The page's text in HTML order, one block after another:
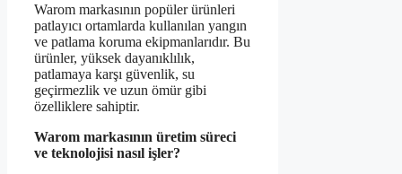
Warom markasının popüler ürünleri
patlayıcı ortamlarda kullanılan yangın
ve patlama koruma ekipmanlarıdır. Bu
ürünler, yüksek dayanıklılık,
patlamaya karşı güvenlik, su
geçirmezlik ve uzun ömür gibi
özelliklere sahiptir.
Warom markasının üretim süreci
ve teknolojisi nasıl işler?